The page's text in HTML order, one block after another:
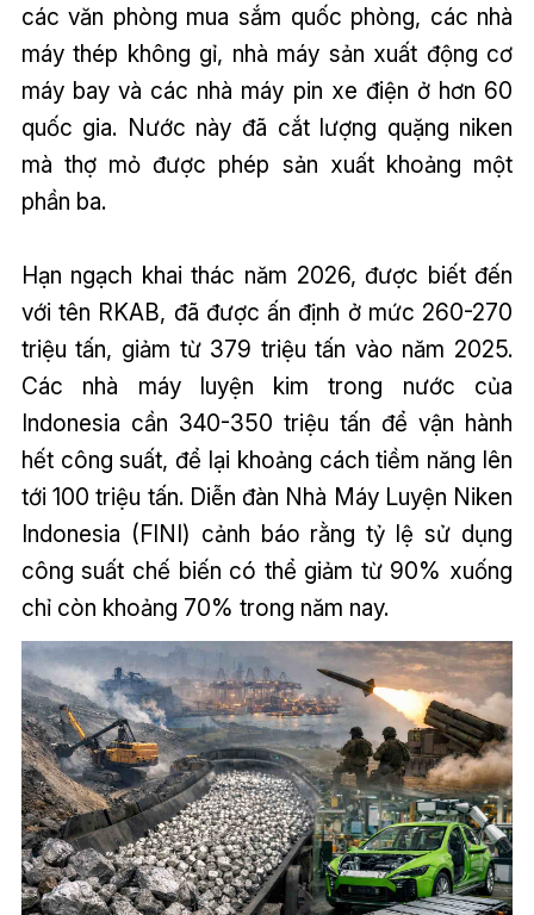
các văn phòng mua sắm quốc phòng, các nhà
máy thép không gỉ, nhà máy sản xuất động cơ
máy bay và các nhà máy pin xe điện ở hơn 60
quốc gia. Nước này đã cắt lượng quặng niken
mà thợ mỏ được phép sản xuất khoảng một
phần ba.
Hạn ngạch khai thác năm 2026, được biết đến
với tên RKAB, đã được ấn định ở mức 260-270
triệu tấn, giảm từ 379 triệu tấn vào năm 2025.
Các nhà máy luyện kim trong nước của
Indonesia cần 340-350 triệu tấn để vận hành
hết công suất, để lại khoảng cách tiềm năng lên
tới 100 triệu tấn. Diễn đàn Nhà Máy Luyện Niken
Indonesia (FINI) cảnh báo rằng tỷ lệ sử dụng
công suất chế biến có thể giảm từ 90% xuống
chỉ còn khoảng 70% trong năm nay.